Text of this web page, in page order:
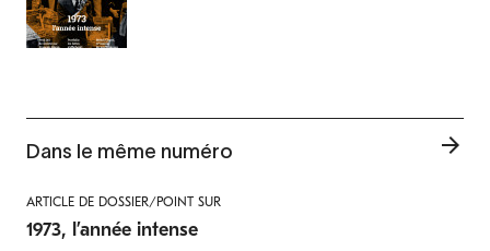
Dans le même numéro
ARTICLE DE DOSSIER/POINT SUR
1973, l’année intense